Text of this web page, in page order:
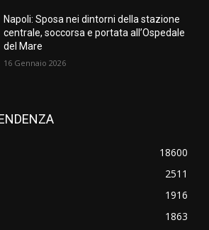
Napoli: Sposa nei dintorni della stazione
centrale, soccorsa e portata all’Ospedale
del Mare
16 Gennaio 2026
18600
2511
1916
1863